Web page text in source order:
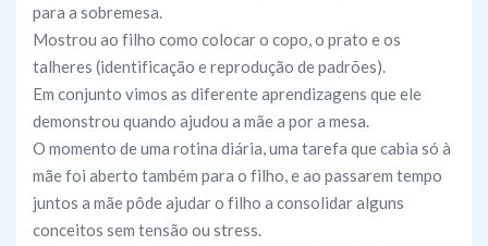
para a sobremesa.
Mostrou ao filho como colocar o copo, o prato e os
talheres (identificação e reprodução de padrões).
Em conjunto vimos as diferente aprendizagens que ele
demonstrou quando ajudou a mãe a por a mesa.
O momento de uma rotina diária, uma tarefa que cabia só à
mãe foi aberto também para o filho, e ao passarem tempo
juntos a mãe pôde ajudar o filho a consolidar alguns
conceitos sem tensão ou stress.